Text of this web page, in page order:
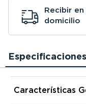
Recibir en
domicilio
Características